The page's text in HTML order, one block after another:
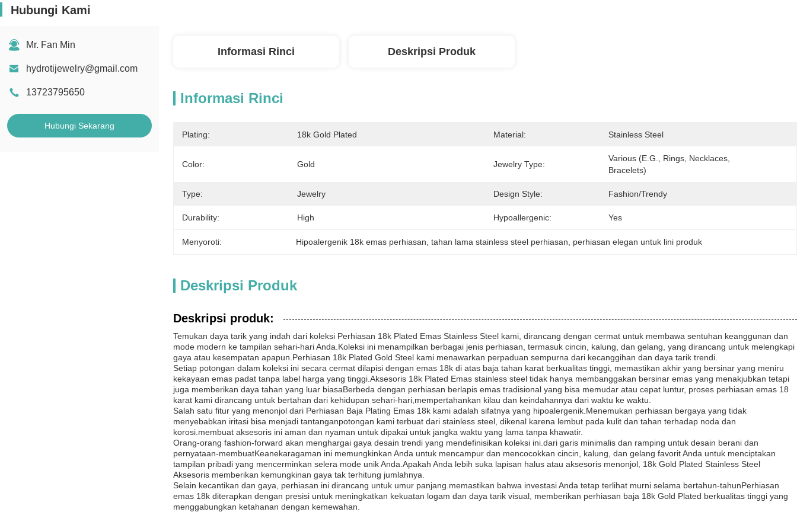
Hubungi Kami
Mr. Fan Min
hydrotijewelry@gmail.com
13723795650
Hubungi Sekarang
Informasi Rinci Deskripsi Produk
Informasi Rinci
Plating: 18k Gold Plated Material: Stainless Steel
Color: Gold Jewelry Type:
Various (e.g., Rings, Necklaces,
Bracelets)
Type: Jewelry Design Style: Fashion/Trendy
Durability: High Hypoallergenic: Yes
Menyoroti: Hipoalergenik 18k emas perhiasan tahan lama stainless steel perhiasan perhiasan elegan untuk lini produk
Deskripsi Produk
Deskripsi produk:
Temukan daya tarik yang indah dari koleksi Perhiasan 18k Plated Emas Stainless Steel kami, dirancang dengan cermat untuk membawa sentuhan keanggunan dan
mode modern ke tampilan sehari-hari Anda.Koleksi ini menampilkan berbagai jenis perhiasan, termasuk cincin, kalung, dan gelang, yang dirancang untuk melengkapi
gaya atau kesempatan apapun.Perhiasan 18k Plated Gold Steel kami menawarkan perpaduan sempurna dari kecanggihan dan daya tarik trendi.
Setiap potongan dalam koleksi ini secara cermat dilapisi dengan emas 18k di atas baja tahan karat berkualitas tinggi, memastikan akhir yang bersinar yang meniru
kekayaan emas padat tanpa label harga yang tinggi.Aksesoris 18k Plated Emas stainless steel tidak hanya membanggakan bersinar emas yang menakjubkan tetapi
juga memberikan daya tahan yang luar biasaBerbeda dengan perhiasan berlapis emas tradisional yang bisa memudar atau cepat luntur, proses perhiasan emas 18
karat kami dirancang untuk bertahan dari kehidupan sehari-hari,mempertahankan kilau dan keindahannya dari waktu ke waktu.
Salah satu fitur yang menonjol dari Perhiasan Baja Plating Emas 18k kami adalah sifatnya yang hipoalergenik.Menemukan perhiasan bergaya yang tidak
menyebabkan iritasi bisa menjadi tantanganpotongan kami terbuat dari stainless steel, dikenal karena lembut pada kulit dan tahan terhadap noda dan
korosi.membuat aksesoris ini aman dan nyaman untuk dipakai untuk jangka waktu yang lama tanpa khawatir.
Orang-orang fashion-forward akan menghargai gaya desain trendi yang mendefinisikan koleksi ini.dari garis minimalis dan ramping untuk desain berani dan
pernyataan-membuatKeanekaragaman ini memungkinkan Anda untuk mencampur dan mencocokkan cincin, kalung, dan gelang favorit Anda untuk menciptakan
tampilan pribadi yang mencerminkan selera mode unik Anda.Apakah Anda lebih suka lapisan halus atau aksesoris menonjol, 18k Gold Plated Stainless Steel
Aksesoris memberikan kemungkinan gaya tak terhitung jumlahnya.
Selain kecantikan dan gaya, perhiasan ini dirancang untuk umur panjang.memastikan bahwa investasi Anda tetap terlihat murni selama bertahun-tahunPerhiasan
emas 18k diterapkan dengan presisi untuk meningkatkan kekuatan logam dan daya tarik visual, memberikan perhiasan baja 18k Gold Plated berkualitas tinggi yang
menggabungkan ketahanan dengan kemewahan.